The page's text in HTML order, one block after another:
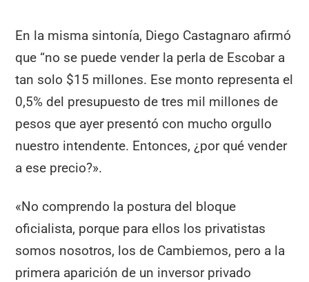
En la misma sintonía, Diego Castagnaro afirmó
que “no se puede vender la perla de Escobar a
tan solo $15 millones. Ese monto representa el
0,5% del presupuesto de tres mil millones de
pesos que ayer presentó con mucho orgullo
nuestro intendente. Entonces, ¿por qué vender
a ese precio?».
«No comprendo la postura del bloque
oficialista, porque para ellos los privatistas
somos nosotros, los de Cambiemos, pero a la
primera aparición de un inversor privado